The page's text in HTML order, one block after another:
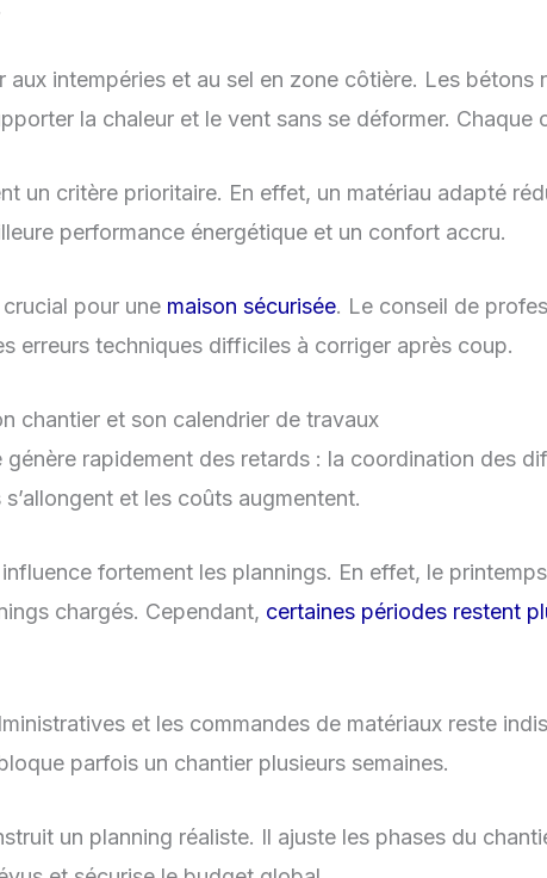
aux intempéries et au sel en zone côtière. Les
la chaleur et le vent sans se déformer.
un critère prioritaire. En effet, un matériau adapté
performance énergétique et un confort accru.
pour une maison sécurisée. Le conseil de
erreurs techniques difficiles à corriger après coup.
chantier et son calendrier de travaux
rapidement des retards : la coordination des
s’allongent et les coûts augmentent.
fortement les plannings. En effet, le
chargés. Cependant, certaines périodes restent
et les commandes de matériaux reste
parfois un chantier plusieurs semaines.
un planning réaliste. Il ajuste les phases du